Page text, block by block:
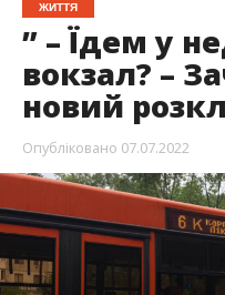
ЖИТТЯ
” – Їдем у
вокзал? –
новий
Опубліковано 07.07.2022